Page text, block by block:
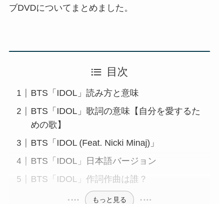
ブDVDについてまとめました。
目次
BTS「IDOL」読み方と意味
BTS「IDOL」歌詞の意味【自分を愛するた
めの歌】
BTS「IDOL (Feat. Nicki Minaj)」
BTS「IDOL」日本語バージョン
BTS「IDOL」作詞作曲は誰？
もっと見る